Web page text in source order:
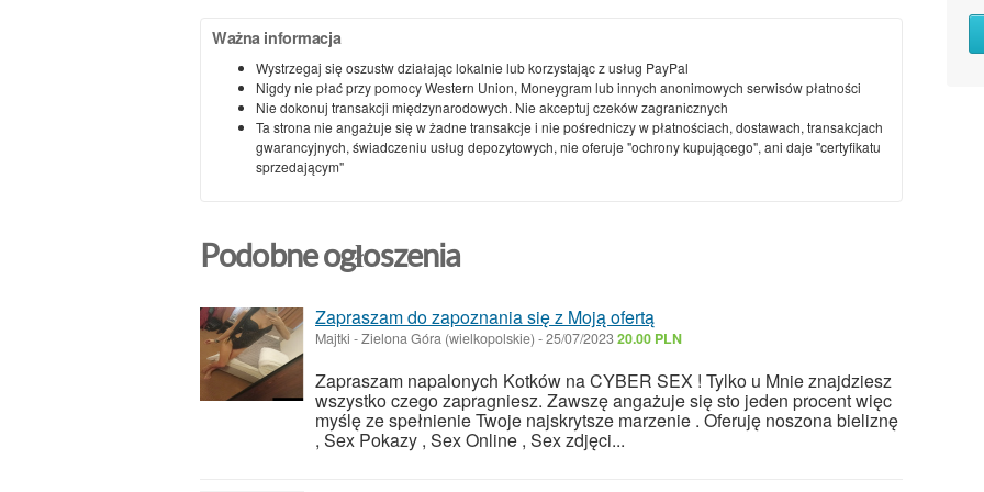
Ważna informacja
Wystrzegaj się oszustw działając lokalnie lub korzystając z usług PayPal
Nigdy nie płać przy pomocy Western Union, Moneygram lub innych anonimowych serwisów płatności
Nie dokonuj transakcji międzynarodowych. Nie akceptuj czeków zagranicznych
Ta strona nie angażuje się w żadne transakcje i nie pośredniczy w płatnościach, dostawach, transakcjach
gwarancyjnych, świadczeniu usług depozytowych, nie oferuje "ochrony kupującego", ani daje "certyfikatu
sprzedającym"
Podobne ogłoszenia
Zapraszam do zapoznania się z Moją ofertą
Majtki -Zielona Góra (wielkopolskie) -25/07/202320.00 PLN
Zapraszam napalonych Kotków na CYBER SEX ! Tylko u Mnie znajdziesz
wszystko czego zapragniesz. Zawszę angażuje się sto jeden procent więc
myślę ze spełnienie Twoje najskrytsze marzenie . Oferuję noszona bieliznę
, Sex Pokazy , Sex Online , Sex zdjęci...